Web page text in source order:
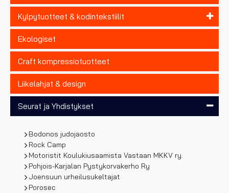
Kylpytuotteet & kodintekstiilit
Ekologiset
Craft kompressiotuotteet
Liikelahjat & design
Seurat ja Yhdistykset
Bodonos judojaosto
Rock Camp
Motoristit Koulukiusaamista Vastaan MKKV ry.
Pohjois-Karjalan Pystykorvakerho Ry
Joensuun urheilusukeltajat
Porosec